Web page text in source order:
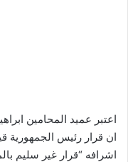
ان قرار رئيس الجمهورية
اشرافه “قرار غير سليم